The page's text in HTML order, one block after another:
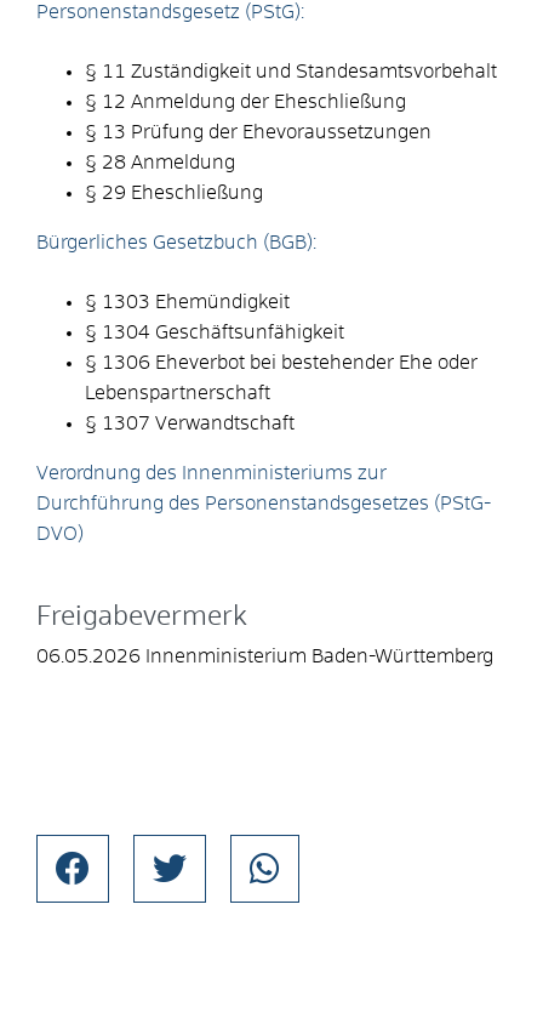
Personenstandsgesetz (PStG):
§ 11 Zuständigkeit und Standesamtsvorbehalt
§ 12 Anmeldung der Eheschließung
§ 13 Prüfung der Ehevoraussetzungen
§ 28 Anmeldung
§ 29 Eheschließung
Bürgerliches Gesetzbuch (BGB):
§ 1303 Ehemündigkeit
§ 1304 Geschäftsunfähigkeit
§ 1306 Eheverbot bei bestehender Ehe oder
Lebenspartnerschaft
§ 1307 Verwandtschaft
Verordnung des Innenministeriums zur
Durchführung des Personenstandsgesetzes (PStG-
DVO)
Freigabevermerk
06.05.2026 Innenministerium Baden-Württemberg